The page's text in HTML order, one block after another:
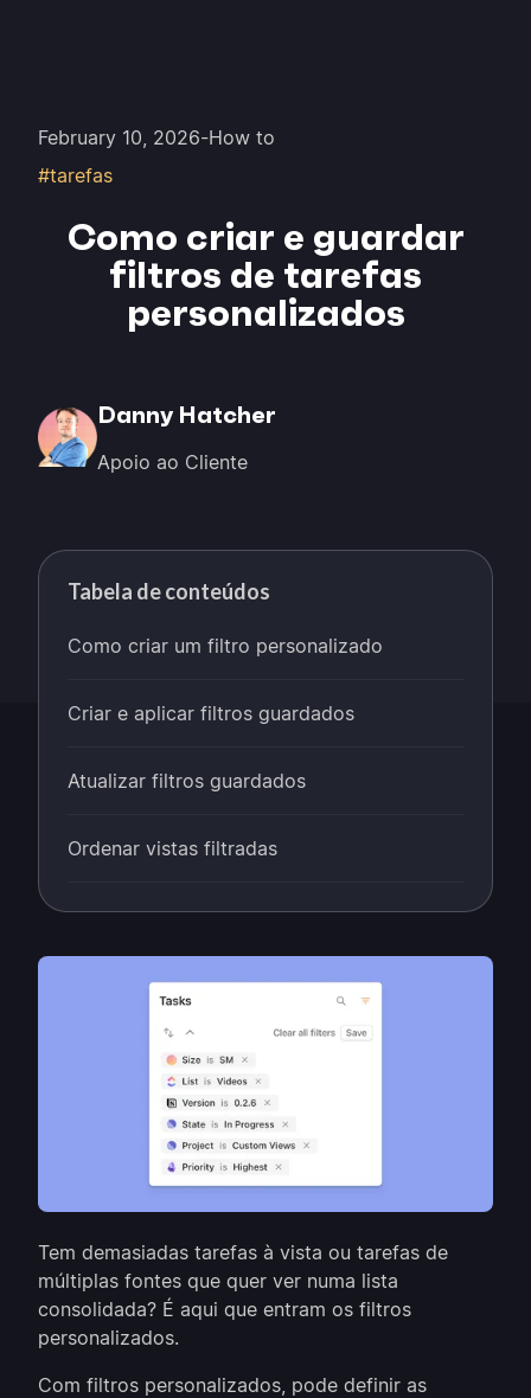
February 10, 2026-How to
#tarefas
Como criar e guardar
filtros de tarefas
personalizados
Danny Hatcher
Apoio ao Cliente
Tem demasiadas tarefas à vista ou tarefas de
múltiplas fontes que quer ver numa lista
consolidada? É aqui que entram os filtros
personalizados.
Com filtros personalizados, pode definir as
Tabela de conteúdos
Como criar um filtro personalizado
Criar e aplicar filtros guardados
Atualizar filtros guardados
Ordenar vistas filtradas